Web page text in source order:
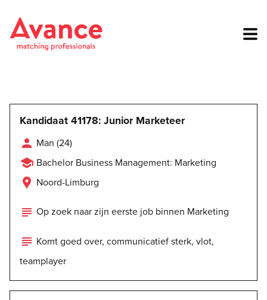
Kandidaat 41178: Junior Marketeer
 Man (24)
 Bachelor Business Management: Marketing
 Noord-Limburg
 Op zoek naar zijn eerste job binnen Marketing
 Komt goed over, communicatief sterk, vlot,
teamplayer